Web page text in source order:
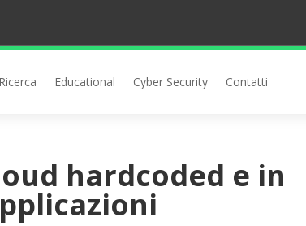
Educational Cyber Security Contatti
hardcoded e in